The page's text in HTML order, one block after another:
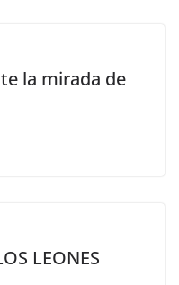
la mirada de
LEONES